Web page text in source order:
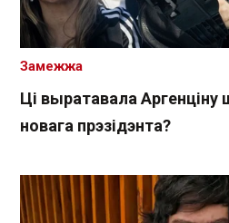
Ці выратавала Аргенціну
новага прэзідэнта?
Замежжа